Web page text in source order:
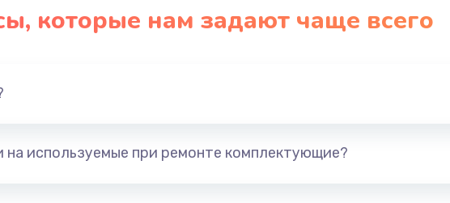
которые нам задают чаще всего
на используемые при ремонте комплектующие?